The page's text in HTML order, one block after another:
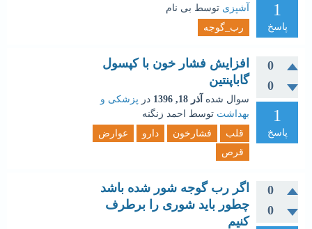
1
پاسخ
آشپزی توسط بی نام
رب_گوجه
0
0
1
پاسخ
افزایش فشار خون با کپسول
گاباپنتین
سوال شده آذر 18, 1396 در پزشکی و
بهداشت توسط
احمد زنگنه
قلب
فشارخون دارو
عوارض
قرص
0
0
اگر رب گوجه شور شده باشد
چطور باید شوری را برطرف
کنیم